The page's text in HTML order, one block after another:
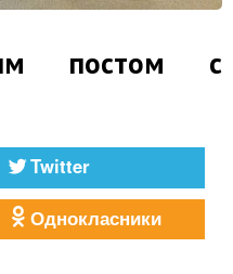
постом с
Twitter
Однокласники